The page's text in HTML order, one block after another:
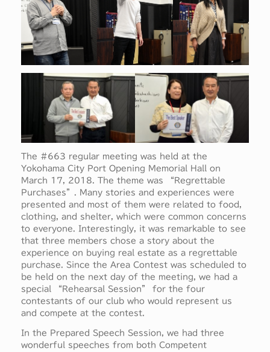
The #663 regular meeting was held at the
Yokohama City Port Opening Memorial Hall on
March 17, 2018. The theme was “Regrettable
Purchases”. Many stories and experiences were
presented and most of them were related to food,
clothing, and shelter, which were common concerns
to everyone. Interestingly, it was remarkable to see
that three members chose a story about the
experience on buying real estate as a regrettable
purchase. Since the Area Contest was scheduled to
be held on the next day of the meeting, we had a
special “Rehearsal Session” for the four
contestants of our club who would represent us
and compete at the contest.
In the Prepared Speech Session, we had three
wonderful speeches from both Competent